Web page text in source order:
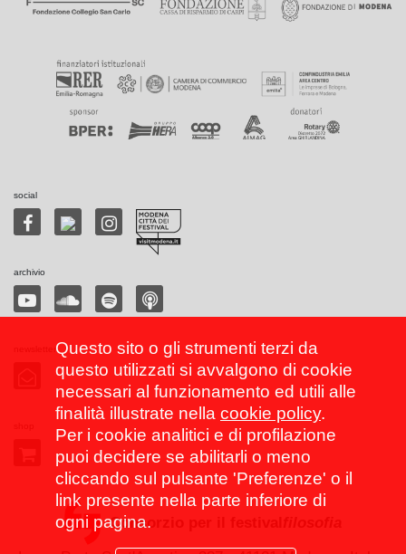
social
archivio
Consorzio per il festival
Questo sito o gli strumenti terzi da
questo utilizzati si avvalgono di cookie
necessari al funzionamento ed utili alle
finalità illustrate nella cookie policy.
Per i cookie analitici e di profilazione
puoi decidere se abilitarli o meno
cliccando sul pulsante 'Preferenze' o il
link presente nella parte inferiore di
ogni pagina.